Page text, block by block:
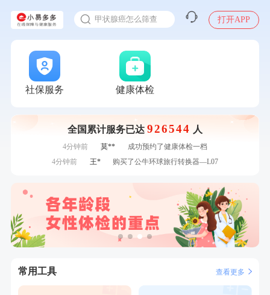
甲状腺癌怎么筛查
打开APP
社保服务 健康体检
全国累计服务已达 926544 人
7分钟前 潘*
购买了美的1.5L电热水壶HJ1522
刚刚
林**
购买了宁安堡新疆无核红枣干150g*2
刚刚
林**
购买了宁安堡新疆无核红枣干150g*2
成功预约了精英体检套餐
成功预约了精英体检套餐
1分钟前
成功预约了标准套餐（男）
2分钟前
李**
成功预约了白领女士体检套餐
4分钟前
莫**
成功预约了健康体检一档
4分钟前
王*
购买了公牛环球旅行转换器—L07
成功预约了关怀老人B套餐
7分钟前
郑**
成功预约了脑血管系统套餐
7分钟前
潘*
购买了美的1.5L电热水壶HJ1522
购买了宁安堡新疆无核红枣干150g*2
常用工具 查看更多